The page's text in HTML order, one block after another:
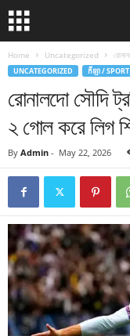
Home Uncategorized
UNCATEGORIZED កីឡា / SPORT
রোনালদো সৌদি
২ গোল করে লিগ
By Admin - May 22, 2026